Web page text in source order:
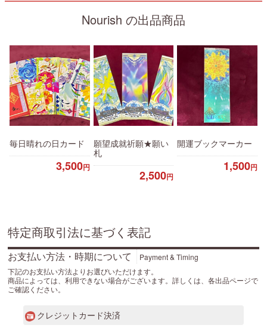
Nourish の出品商品
毎日晴れの日カード
3,500円
願望成就祈願★願い
札
2,500円
開運ブックマーカー
1,500円
特定商取引法に基づく表記
お支払い方法・時期について
Payment & Timing
下記のお支払い方法よりお選びいただけます。
商品によっては、利用できない場合がございます。詳しくは、各出品ページで
ご確認ください。
クレジットカード決済